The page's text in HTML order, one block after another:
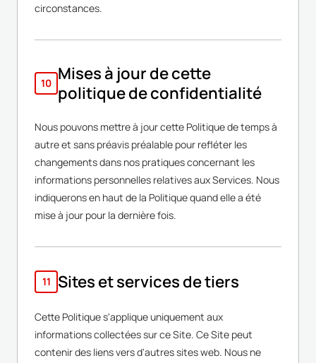
circonstances.
10 Mises à jour de cette
politique de confidentialité
Nous pouvons mettre à jour cette Politique de temps à
autre et sans préavis préalable pour refléter les
changements dans nos pratiques concernant les
informations personnelles relatives aux Services. Nous
indiquerons en haut de la Politique quand elle a été
mise à jour pour la dernière fois.
11 Sites et services de tiers
Cette Politique s'applique uniquement aux
informations collectées sur ce Site. Ce Site peut
contenir des liens vers d'autres sites web. Nous ne